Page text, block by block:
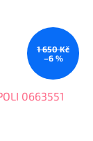
1 650 Kč
–6 %
0663551